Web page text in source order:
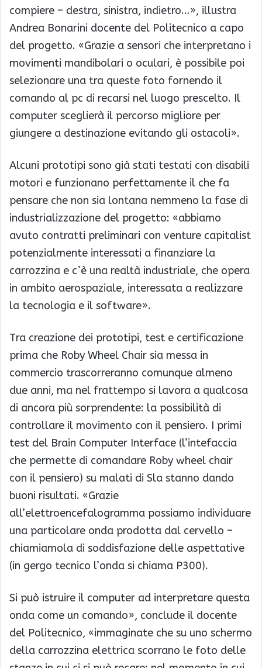
compiere – destra, sinistra, indietro…», illustra
Andrea Bonarini docente del Politecnico a capo
del progetto. «Grazie a sensori che interpretano i
movimenti mandibolari o oculari, è possibile poi
selezionare una tra queste foto fornendo il
comando al pc di recarsi nel luogo prescelto. Il
computer sceglierà il percorso migliore per
giungere a destinazione evitando gli ostacoli».
Alcuni prototipi sono già stati testati con disabili
motori e funzionano perfettamente il che fa
pensare che non sia lontana nemmeno la fase di
industrializzazione del progetto: «abbiamo
avuto contratti preliminari con venture capitalist
potenzialmente interessati a finanziare la
carrozzina e c’è una realtà industriale, che opera
in ambito aerospaziale, interessata a realizzare
la tecnologia e il software».
Tra creazione dei prototipi, test e certificazione
prima che Roby Wheel Chair sia messa in
commercio trascorreranno comunque almeno
due anni, ma nel frattempo si lavora a qualcosa
di ancora più sorprendente: la possibilità di
controllare il movimento con il pensiero. I primi
test del Brain Computer Interface (l’intefaccia
che permette di comandare Roby wheel chair
con il pensiero) su malati di Sla stanno dando
buoni risultati. «Grazie
all’elettroencefalogramma possiamo individuare
una particolare onda prodotta dal cervello –
chiamiamola di soddisfazione delle aspettative
(in gergo tecnico l’onda si chiama P300).
Si può istruire il computer ad interpretare questa
onda come un comando», conclude il docente
del Politecnico, «immaginate che su uno schermo
della carrozzina elettrica scorrano le foto delle